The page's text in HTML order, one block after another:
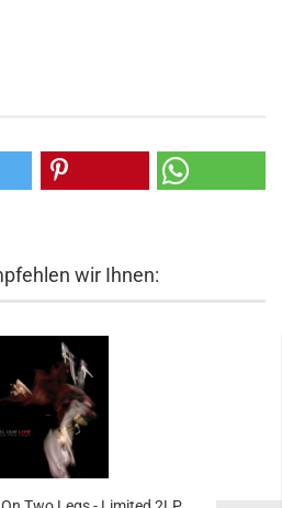
wir Ihnen: